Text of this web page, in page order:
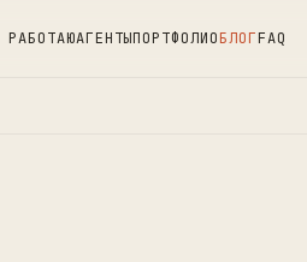
АГЕНТЫПОРТФОЛИОБЛОГFAQ